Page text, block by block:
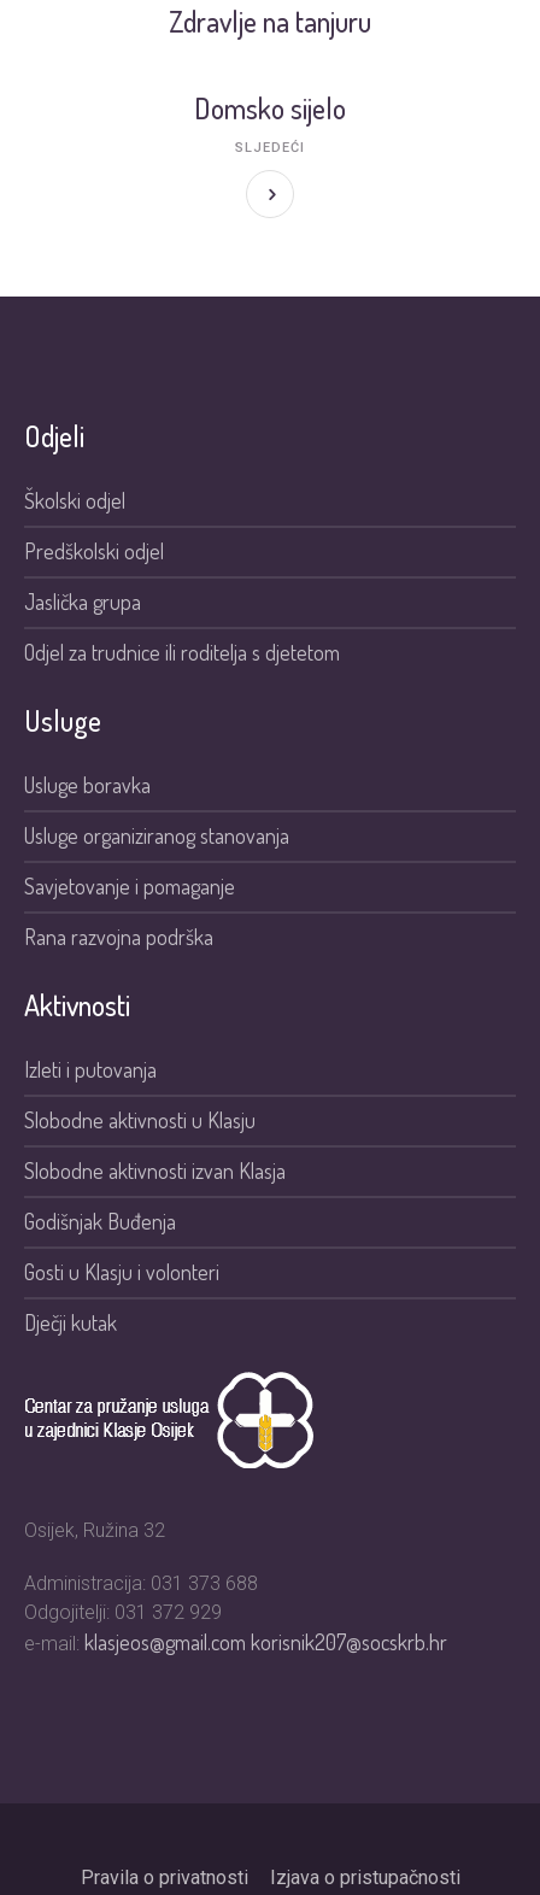
Zdravlje na tanjuru
Domsko sijelo
SLJEDEĆI
Odjeli
Školski odjel
Predškolski odjel
Jaslička grupa
Odjel za trudnice ili roditelja s djetetom
Usluge
Usluge boravka
Usluge organiziranog stanovanja
Savjetovanje i pomaganje
Rana razvojna podrška
Aktivnosti
Izleti i putovanja
Slobodne aktivnosti u Klasju
Slobodne aktivnosti izvan Klasja
Godišnjak Buđenja
Gosti u Klasju i volonteri
Dječji kutak
Osijek, Ružina 32
Administracija: 031 373 688
Odgojitelji: 031 372 929
e-mail: klasjeos@gmail.comkorisnik207@socskrb.hr
Pravila o privatnosti Izjava o pristupačnosti